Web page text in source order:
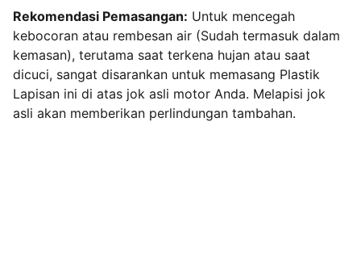
Rekomendasi Pemasangan: Untuk mencegah
kebocoran atau rembesan air (Sudah termasuk dalam
kemasan), terutama saat terkena hujan atau saat
dicuci, sangat disarankan untuk memasang Plastik
Lapisan ini di atas jok asli motor Anda. Melapisi jok
asli akan memberikan perlindungan tambahan.